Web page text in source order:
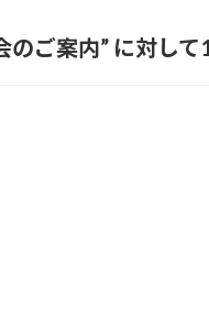
のご案内” に対して